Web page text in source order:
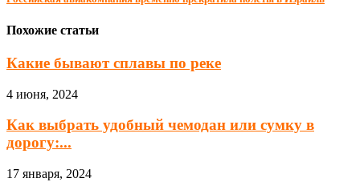
Похожие статьи
Какие бывают сплавы по реке
4 июня, 2024
Как выбрать удобный чемодан или сумку в
дорогу:...
17 января, 2024